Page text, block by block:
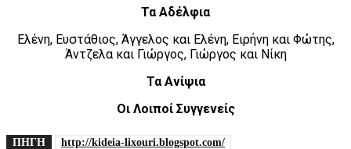
Τα Αδέλφια
Ελένη, Ευστάθιος, Άγγελος και Ελένη, Ειρήνη και Φώτης,
Άντζελα και Γιώργος, Γιώργος και Νίκη
Τα Ανίψια
Οι Λοιποί Συγγενείς
ΠΗΓΗ http://kideia-lixouri.blogspot.com/